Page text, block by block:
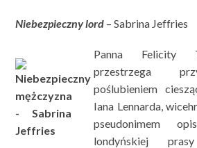
Niebezpieczny lord – Sabrina Jeffries
Panna Felicity
przestrzega
poślubieniem
Iana Lennarda,
pseudonimem
londyńskiej